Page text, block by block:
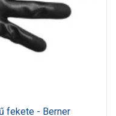
fekete - Berner